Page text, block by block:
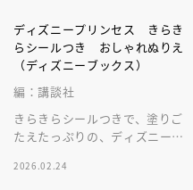
ディズニープリンセス きらき
らシールつき おしゃれぬりえ
（ディズニーブックス）
編：講談社
きらきらシールつきで、塗りご
たえたっぷりの、ディズニープ
いい１冊です。
2026.02.24